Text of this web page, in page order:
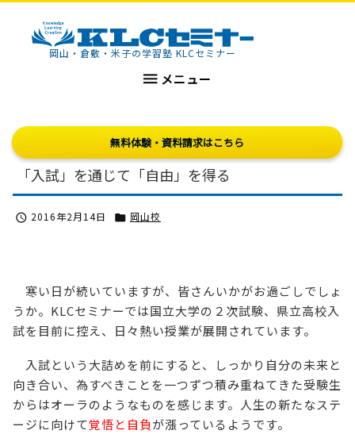
KLCセミナー岡山・倉敷・米子の学習塾 KLCセミナー
 メニュー
無料体験・資料請求はこちら
「入試」を通じて「自由」を得る
 2016年2月14日  岡山校
寒い日が続いていますが、皆さんいかがお過ごしでしょ
うか。KLCセミナーでは国立大学の２次試験、県立高校入
試を目前に控え、日々熱い授業が展開されています。
入試という大詰めを前にすると、しっかり自分の未来と
向き合い、為すべきことを一つずつ積み重ねてきた受験生
からはオーラのようなものを感じます。人生の新たなステ
ージに向けて覚悟と自負が漲っているようです。